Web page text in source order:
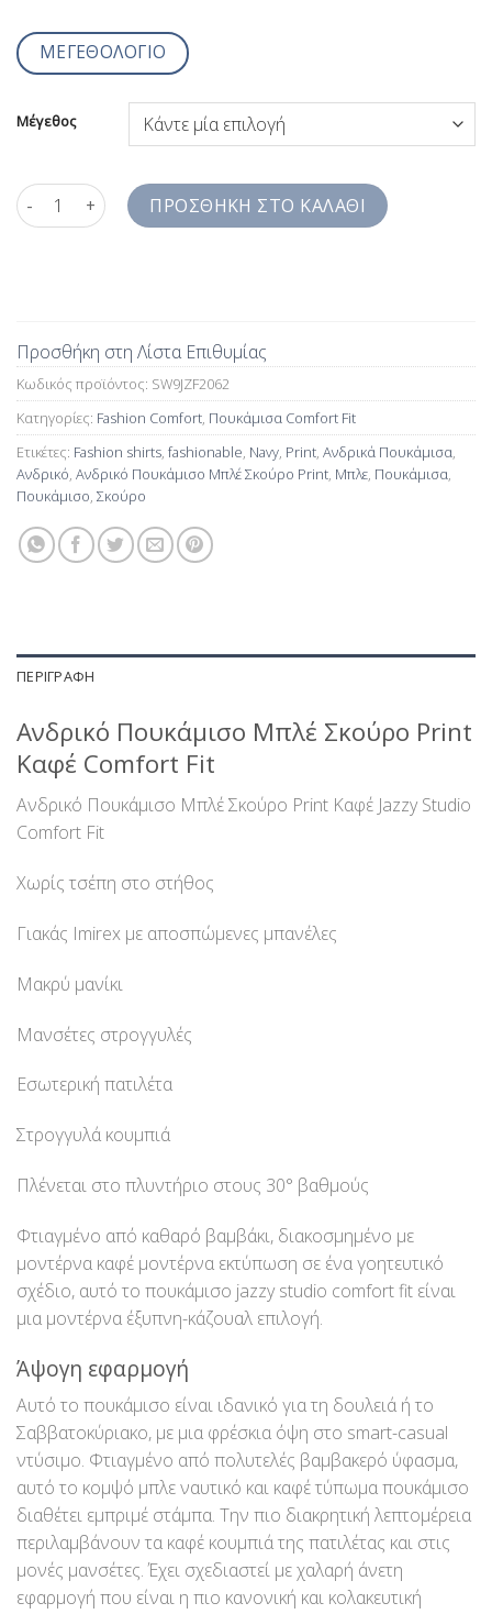
ΜΕΓΕΘΟΛΟΓΙΟ
Μέγεθος
Ανδρικό Πουκάμισο Μπλέ Σκούρο Print Καφέ Jazzy Studio
ΠΡΟΣΘΉΚΗ ΣΤΟ ΚΑΛΆΘΙ
Προσθήκη στη Λίστα Επιθυμίας
Κωδικός προϊόντος: SW9JZF2062
Κατηγορίες: Fashion Comfort, Πουκάμισα Comfort Fit
Ετικέτες: Fashion shirts, fashionable, Navy, Print, Ανδρικά Πουκάμισα,
Ανδρικό, Ανδρικό Πουκάμισο Μπλέ Σκούρο Print, Μπλε, Πουκάμισα,
Πουκάμισο, Σκούρο
ΠΕΡΙΓΡΑΦΉ
Ανδρικό Πουκάμισο Μπλέ Σκούρο Print
Καφέ Comfort Fit
Ανδρικό Πουκάμισο Μπλέ Σκούρο Print Καφέ Jazzy Studio
Comfort Fit
Χωρίς τσέπη στο στήθος
Γιακάς Imirex με αποσπώμενες μπανέλες
Μακρύ μανίκι
Μανσέτες στρογγυλές
Εσωτερική πατιλέτα
Στρογγυλά κουμπιά
Πλένεται στο πλυντήριο στους 30° βαθμούς
Φτιαγμένο από καθαρό βαμβάκι, διακοσμημένο με
μοντέρνα καφέ μοντέρνα εκτύπωση σε ένα γοητευτικό
σχέδιο, αυτό το πουκάμισο jazzy studio comfort fit είναι
μια μοντέρνα έξυπνη-κάζουαλ επιλογή.
Άψογη εφαρμογή
Αυτό το πουκάμισο είναι ιδανικό για τη δουλειά ή το
Σαββατοκύριακο, με μια φρέσκια όψη στο smart-casual
ντύσιμο. Φτιαγμένο από πολυτελές βαμβακερό ύφασμα,
αυτό το κομψό μπλε ναυτικό και καφέ τύπωμα πουκάμισο
διαθέτει εμπριμέ στάμπα. Την πιο διακρητική λεπτομέρεια
περιλαμβάνουν τα καφέ κουμπιά της πατιλέτας και στις
μονές μανσέτες. Έχει σχεδιαστεί με χαλαρή άνετη
εφαρμογή που είναι η πιο κανονική και κολακευτική